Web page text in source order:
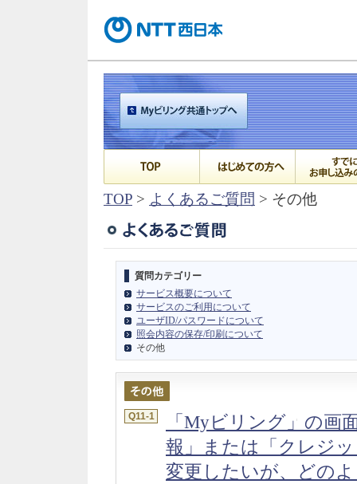
TOP > よくあるご質問 > その他
質問カテゴリー
サービス概要について
サービスのご利用について
ユーザID/パスワードについて
照会内容の保存/印刷について
その他
Q11-1
「Myビリング」の画
報」または「クレジ
変更したいが、どの